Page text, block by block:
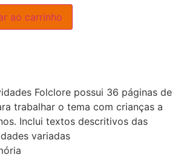
ao carrinho
Folclore possui 36 páginas de
trabalhar o tema com crianças a
Inclui textos descritivos das
variadas